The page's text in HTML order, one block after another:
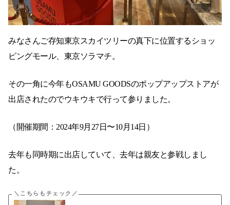
みなさんご存知東京スカイツリーの真下に位置するショッ
ピングモール、東京ソラマチ。
その一角に今年もOSAMU GOODSのポップアップストアが
出店されたのでウキウキで行って参りました。
（開催期間：2024年9月27日〜10月14日）
去年も同時期に出店していて、去年は親友と参戦しまし
た。